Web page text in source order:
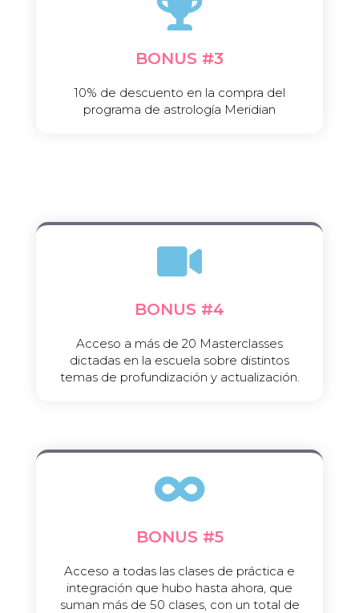
BONUS #3​
10% de descuento en la compra del
programa de astrología Meridian
BONUS #4​
Acceso a más de 20 Masterclasses
dictadas en la escuela sobre distintos
temas de profundización y actualización.​
BONUS #5​
Acceso a todas las clases de práctica e
integración que hubo hasta ahora, que
suman más de 50 clases, con un total de